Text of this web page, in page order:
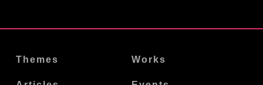
Themes Works